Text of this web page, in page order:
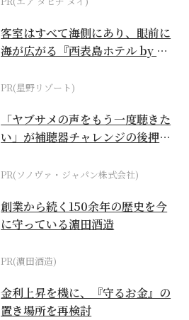
客室はすべて海側にあり、眼前に
海が広がる『西表島ホテル by 星
PR(星野リゾート)
「ヤブサメの声をもう一度聴きた
い」が補聴器チャレンジの後押し
PR(ソノヴァ・ジャパン株式会社)
創業から続く150余年の歴史を今
に守っている濵田酒造
PR(濵田酒造)
金利上昇を機に、『守るお金』の
置き場所を再検討